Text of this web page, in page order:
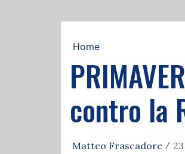
Home
contro la
Matteo Frascadore /